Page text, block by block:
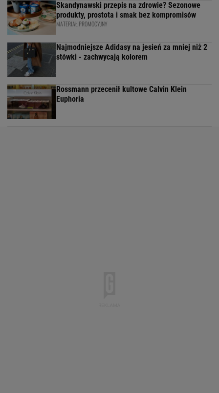
Skandynawski przepis na zdrowie? Sezonowe
produkty, prostota i smak bez kompromisów
MATERIAŁ PROMOCYJNY
Najmodniejsze Adidasy na jesień za mniej niż 2
stówki - zachwycają kolorem
Rossmann przecenił kultowe Calvin Klein
Euphoria